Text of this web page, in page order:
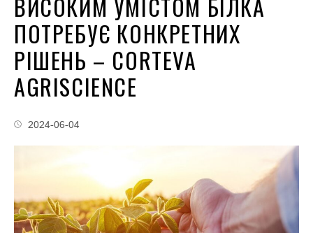
ВИСОКИМ УМІСТОМ БІЛКА
ПОТРЕБУЄ КОНКРЕТНИХ
РІШЕНЬ – CORTEVA
AGRISCIENCE
2024-06-04